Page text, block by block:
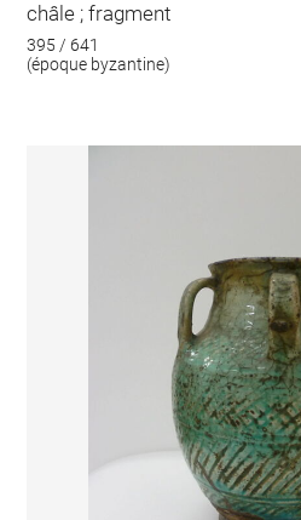
châle ; fragment
395 / 641
(époque byzantine)